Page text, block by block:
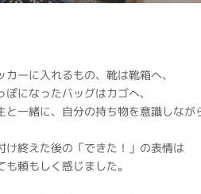
カーに入れるもの、靴は靴箱へ、
ぽになったバッグはカゴへ、
と一緒に、自分の持ち物を意識しな
け終えた後の「できた！」の表情は
も頼もしく感じました。